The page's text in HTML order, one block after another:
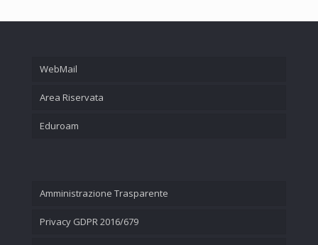
WebMail
Area Riservata
Eduroam
Amministrazione Trasparente
Privacy GDPR 2016/679